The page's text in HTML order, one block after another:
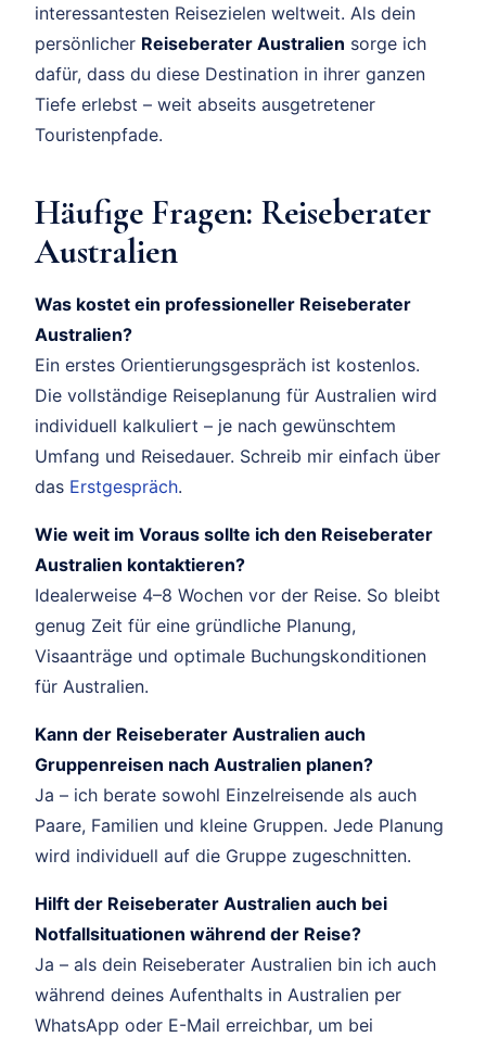
interessantesten Reisezielen weltweit. Als dein
persönlicher Reiseberater Australien sorge ich
dafür, dass du diese Destination in ihrer ganzen
Tiefe erlebst – weit abseits ausgetretener
Touristenpfade.
Häufige Fragen: Reiseberater
Australien
Was kostet ein professioneller Reiseberater
Australien?
Ein erstes Orientierungsgespräch ist kostenlos.
Die vollständige Reiseplanung für Australien wird
individuell kalkuliert – je nach gewünschtem
Umfang und Reisedauer. Schreib mir einfach über
das Erstgespräch.
Wie weit im Voraus sollte ich den Reiseberater
Australien kontaktieren?
Idealerweise 4–8 Wochen vor der Reise. So bleibt
genug Zeit für eine gründliche Planung,
Visaanträge und optimale Buchungskonditionen
für Australien.
Kann der Reiseberater Australien auch
Gruppenreisen nach Australien planen?
Ja – ich berate sowohl Einzelreisende als auch
Paare, Familien und kleine Gruppen. Jede Planung
wird individuell auf die Gruppe zugeschnitten.
Hilft der Reiseberater Australien auch bei
Notfallsituationen während der Reise?
Ja – als dein Reiseberater Australien bin ich auch
während deines Aufenthalts in Australien per
WhatsApp oder E-Mail erreichbar, um bei